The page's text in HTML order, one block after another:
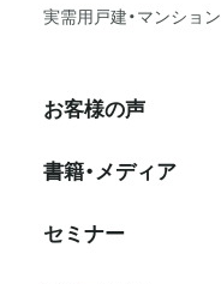
実需用戸建・マンション
お客様の声
書籍・メディア
セミナー